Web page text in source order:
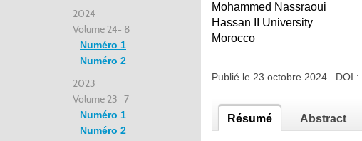
2024
Volume 24- 8
Numéro 1
Numéro 2
2023
Volume 23- 7
Numéro 1
Numéro 2
Mohammed Nassraoui
Hassan II University
Morocco
Publié le 23 octobre 2024 DOI :
Résumé Abstract